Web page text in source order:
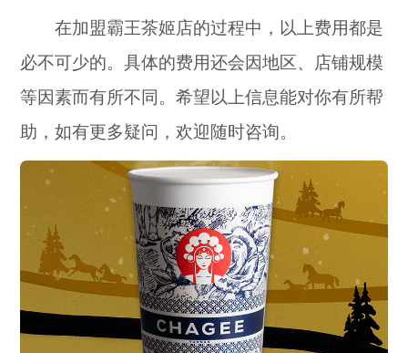
在加盟霸王茶姬店的过程中，以上费用都是
必不可少的。具体的费用还会因地区、店铺规模
等因素而有所不同。希望以上信息能对你有所帮
助，如有更多疑问，欢迎随时咨询。